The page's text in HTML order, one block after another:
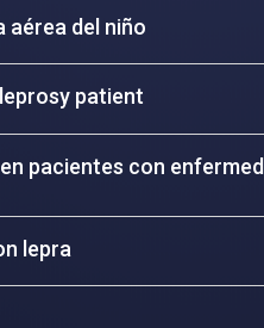
aérea del niño
patient
pacientes con
lepra